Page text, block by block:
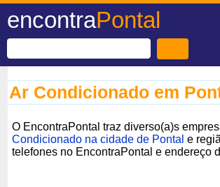
encontraPontal
Ar Condicionado em
O EncontraPontal traz diverso(a)s
Condicionado na cidade de Pontal e
telefones no EncontraPontal e endereço